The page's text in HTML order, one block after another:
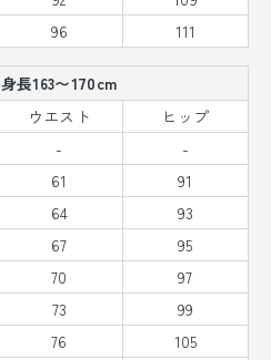
96 111
身長163〜170cm
ウエスト
ヒップ
-
-
61
91
64
93
67
95
70
97
73
99
76
105